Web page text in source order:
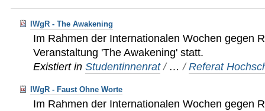
IWgR - The Awakening
Im Rahmen der Internationalen Wochen gegen
Veranstaltung 'The Awakening' statt.
Existiert in Studentinnenrat / …/Referat
IWgR - Faust Ohne Worte
Im Rahmen der Internationalen Wochen gegen